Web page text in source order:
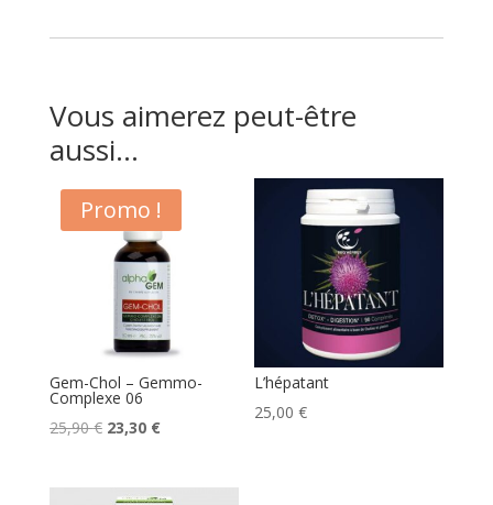
Vous aimerez peut-être
aussi…
Promo !
Gem-Chol – Gemmo-
Complexe 06
25,90€ Le
initial
23,30 €Le
actuel
L’hépatant
25,00€